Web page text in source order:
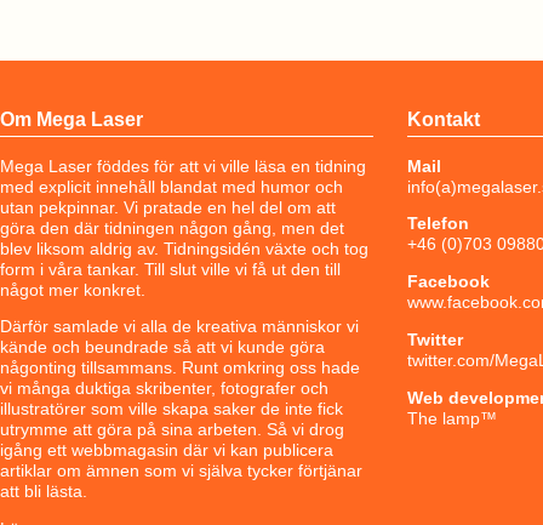
Om Mega Laser
Mega Laser föddes för att vi ville läsa en tidning
med explicit innehåll blandat med humor och
utan pekpinnar. Vi pratade en hel del om att
göra den där tidningen någon gång, men det
blev liksom aldrig av. Tidningsidén växte och tog
form i våra tankar. Till slut ville vi få ut den till
något mer konkret.
Därför samlade vi alla de kreativa människor vi
kände och beundrade så att vi kunde göra
någonting tillsammans. Runt omkring oss hade
vi många duktiga skribenter, fotografer och
illustratörer som ville skapa saker de inte fick
utrymme att göra på sina arbeten. Så vi drog
igång ett webbmagasin där vi kan publicera
artiklar om ämnen som vi själva tycker förtjänar
att bli lästa.
Kontakt
Mail
Telefon
+46 (0)703
Facebook
Twitter
twitter.com/
Web
The lamp™